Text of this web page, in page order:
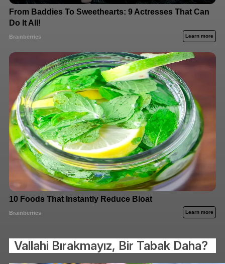
Vallahi Bırakmayız, Bir Tabak Daha?